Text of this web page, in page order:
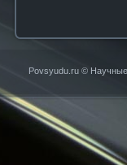
Povsyudu.ru © Научные